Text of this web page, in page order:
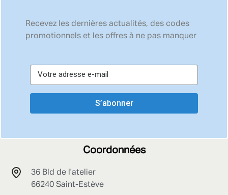
Recevez les dernières actualités, des codes
promotionnels et les offres à ne pas manquer
S’abonner
Coordonnées
36 Bld de l'atelier
66240 Saint-Estève